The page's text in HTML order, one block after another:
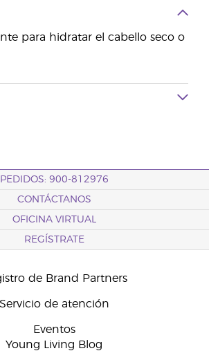
para hidratar el cabello seco o
PEDIDOS: 900-812976
CONTÁCTANOS
OFICINA VIRTUAL
REGÍSTRATE
de Brand Partners
Servicio de atención
Eventos
Young Living Blog